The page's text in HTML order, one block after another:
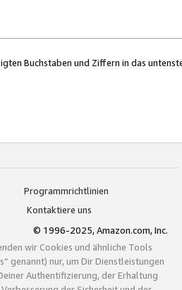
Buchstaben und Ziffern in das
Programmrichtlinien
Kontaktiere uns
© 1996-2025, Amazon.com, Inc.
wir Cookies und ähnliche Tools
genannt) nur, um Dir Dienstleistungen
Authentifizierung, der Erhaltung